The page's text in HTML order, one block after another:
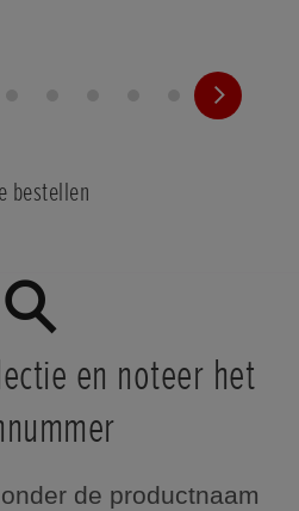
bestellen
en noteer het
de productnaam